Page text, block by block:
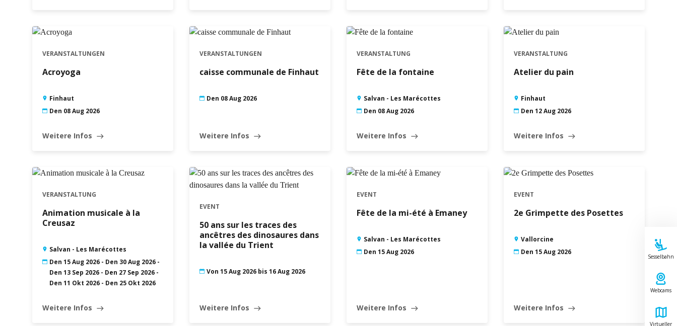
Sesselbahn
Webcams
Virtueller
VERANSTALTUNGEN
Acroyoga
Finhaut
Den 08 Aug 2026
Weitere Infos east
VERANSTALTUNGEN
caisse communale de Finhaut
Den 08 Aug 2026
Weitere Infos east
VERANSTALTUNG
Fête de la fontaine
Salvan - Les Marécottes
Den 08 Aug 2026
Weitere Infos east
VERANSTALTUNG
Atelier du pain
Finhaut
Den 12 Aug 2026
Weitere Infos east
VERANSTALTUNG
Animation musicale à la
Creusaz
Salvan - Les Marécottes
Den 15 Aug 2026 - Den 30 Aug 2026 -
Den 13 Sep 2026 - Den 27 Sep 2026 -
Den 11 Okt 2026 - Den 25 Okt 2026
Weitere Infos east
EVENT
50 ans sur les traces des
ancêtres des dinosaures dans
la vallée du Trient
Von 15 Aug 2026 bis 16 Aug 2026
Weitere Infos east
EVENT
Fête de la mi-été à Emaney
Salvan - Les Marécottes
Den 15 Aug 2026
Weitere Infos east
EVENT
2e Grimpette des Posettes
Vallorcine
Den 15 Aug 2026
Weitere Infos east